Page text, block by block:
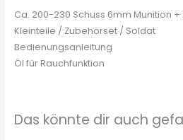
Ca. 200-230 Schuss 6mm Munition
Kleinteile / Zubehörset / Soldat
Bedienungsanleitung
Öl für Rauchfunktion
Das könnte dir auch